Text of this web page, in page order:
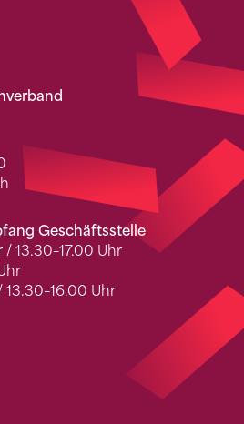
Geschäftsstelle
13.30–17.00 Uhr
13.30–16.00 Uhr